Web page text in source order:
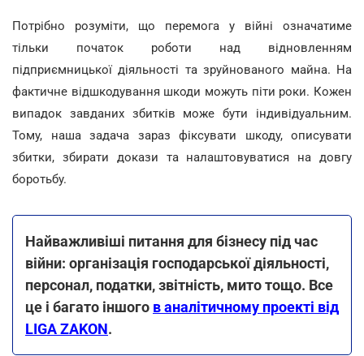
Потрібно розуміти, що перемога у війні означатиме
тільки початок роботи над відновленням
підприємницької діяльності та зруйнованого майна. На
фактичне відшкодування шкоди можуть піти роки. Кожен
випадок завданих збитків може бути індивідуальним.
Тому, наша задача зараз фіксувати шкоду, описувати
збитки, збирати докази та налаштовуватися на довгу
боротьбу.
Найважливіші питання для бізнесу під час
війни: організація господарської діяльності,
персонал, податки, звітність, мито тощо. Все
це і багато іншого в аналітичному проекті від
LIGA ZAKON.